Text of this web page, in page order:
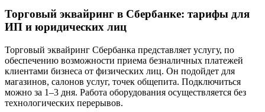
Торговый эквайринг в Сбербанке: тарифы для
ИП и юридических лиц
Торговый эквайринг Сбербанка представляет услугу, по
обеспечению возможности приема безналичных платежей
клиентами бизнеса от физических лиц. Он подойдет для
магазинов, салонов услуг, точек общепита. Подключиться
можно за 1–3 дня. Работа оборудования осуществляется без
технологических перерывов.